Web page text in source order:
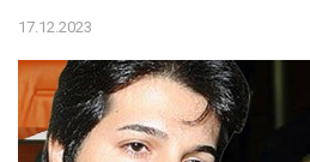
17.12.2023